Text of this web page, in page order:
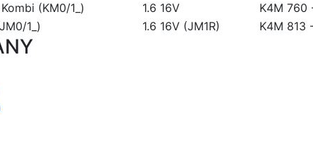
(KM0/1_) 1.6 16V K4M 760
1_) 1.6 16V (JM1R) K4M 813